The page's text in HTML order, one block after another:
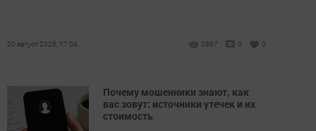
20 август 2025, 17:04 2867 0 0
Почему мошенники знают, как
вас зовут: источники утечек и их
стоимость